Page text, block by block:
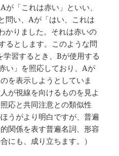
「これは赤い」といい、
問い、Aが「はい、これは
かりました。それは赤いの
るとします。このような問
習するとき、Bが使用する
い」を照応しており、Aが
を表示しようとしていま
が視線を向けるものを見よ
応と共同注意との類似性
うがより明白ですが、普遍
関係を表す普遍名詞、形容
にも、成り立ちます。）